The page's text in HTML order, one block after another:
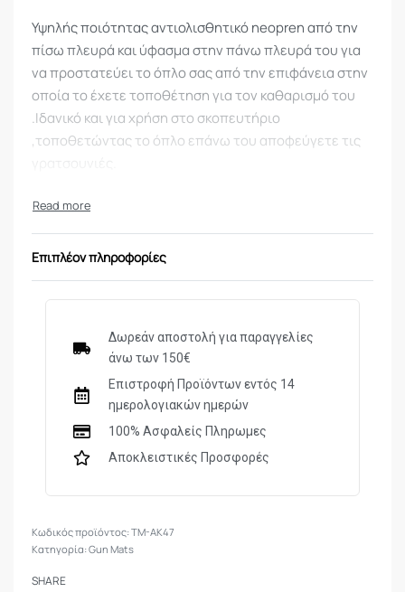
Υψηλής ποιότητας αντιολισθητικό neopren από την
πίσω πλευρά και ύφασμα στην πάνω πλευρά του για
να προστατεύει το όπλο σας από την επιφάνεια στην
οποία το έχετε τοποθέτηση για τον καθαρισμό του
.Iδανικό και για χρήση στο σκοπευτήριο
,τοποθετώντας το όπλο επάνω του αποφεύγετε τις
Επιπλέον πληροφορίες
Δωρεάν αποστολή για παραγγελίες
άνω των 150€
Επιστροφή Προϊόντων εντός 14
ημερολογιακών ημερών
100% Ασφαλείς Πληρωμες
Αποκλειστικές Προσφορές
TM-AK47
Κατηγορία:Gun Mats
SHARE